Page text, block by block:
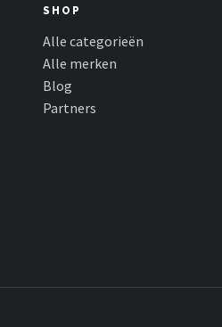
SHOP
Alle categorieën
Alle merken
Blog
Partners